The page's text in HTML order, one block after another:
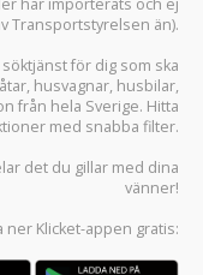
Transportstyrelsen än).
för dig som ska
, husvagnar, husbilar,
från hela Sverige. Hitta
med snabba filter.
det du gillar med dina
vänner!
ner Klicket-appen gratis: